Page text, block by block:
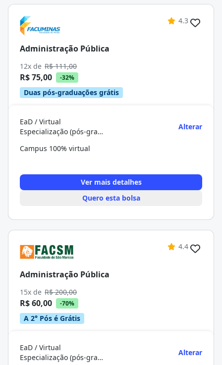
4.3
Administração Pública
12x de R$ 111,00
R$ 75,00 -32%
Duas pós-graduações grátis
EaD / Virtual
Especialização (pós-graduação)
Alterar
Campus 100% virtual
Ver mais detalhes
Quero esta bolsa
4.4
Administração Pública
15x de R$ 200,00
R$ 60,00 -70%
A 2° Pós é Grátis
EaD / Virtual
Especialização (pós-graduação)
Alterar